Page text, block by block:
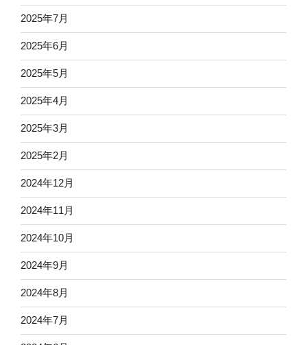
2025年7月
2025年6月
2025年5月
2025年4月
2025年3月
2025年2月
2024年12月
2024年11月
2024年10月
2024年9月
2024年8月
2024年7月